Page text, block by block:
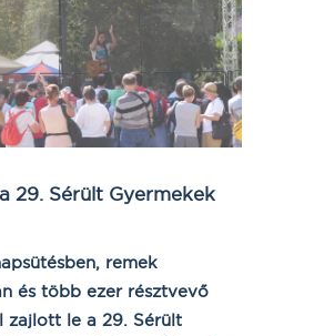
29. Sérült Gyermekek
remek
és több ezer résztvevő
zajlott le a 29. Sérült